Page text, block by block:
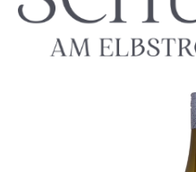
Bildergalerie überspringen